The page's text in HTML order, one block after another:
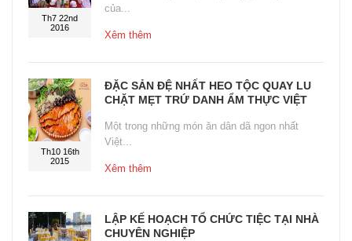
Th7 22nd
2016
của...
Xêm thêm
Th10 16th
2015
ĐẶC SẢN ĐỆ NHẤT HEO TỘC QUAY LU
CHẶT MẸT TRỨ DANH ẨM THỰC VIỆT
Một trong những món ăn dân dã ngon nhất
Việt...
Xêm thêm
LẬP KẾ HOẠCH TỔ CHỨC TIỆC TẠI NHÀ
CHUYÊN NGHIỆP